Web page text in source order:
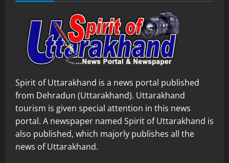
Spirit of Uttarakhand is a news portal published
from Dehradun (Uttarakhand). Uttarakhand
tourism is given special attention in this news
portal. A newspaper named Spirit of Uttarakhand is
also published, which majorly publishes all the
news of Uttarakhand.